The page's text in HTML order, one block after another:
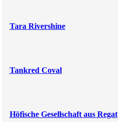
Tara Rivershine
Tankred Coval
Höfische Gesellschaft aus Regat